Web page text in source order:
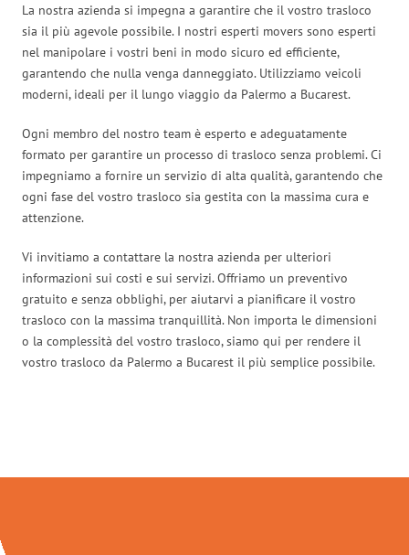
La nostra azienda si impegna a garantire che il vostro trasloco
sia il più agevole possibile. I nostri esperti movers sono esperti
nel manipolare i vostri beni in modo sicuro ed efficiente,
garantendo che nulla venga danneggiato. Utilizziamo veicoli
moderni, ideali per il lungo viaggio da Palermo a Bucarest.
Ogni membro del nostro team è esperto e adeguatamente
formato per garantire un processo di trasloco senza problemi. Ci
impegniamo a fornire un servizio di alta qualità, garantendo che
ogni fase del vostro trasloco sia gestita con la massima cura e
attenzione.
Vi invitiamo a contattare la nostra azienda per ulteriori
informazioni sui costi e sui servizi. Offriamo un preventivo
gratuito e senza obblighi, per aiutarvi a pianificare il vostro
trasloco con la massima tranquillità. Non importa le dimensioni
o la complessità del vostro trasloco, siamo qui per rendere il
vostro trasloco da Palermo a Bucarest il più semplice possibile.